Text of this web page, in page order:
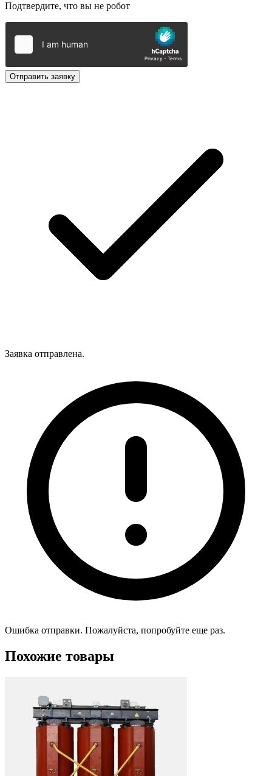
Подтвердите, что вы не робот
Отправить заявку
Заявка отправлена.
Ошибка отправки. Пожалуйста, попробуйте еще раз.
Похожие товары